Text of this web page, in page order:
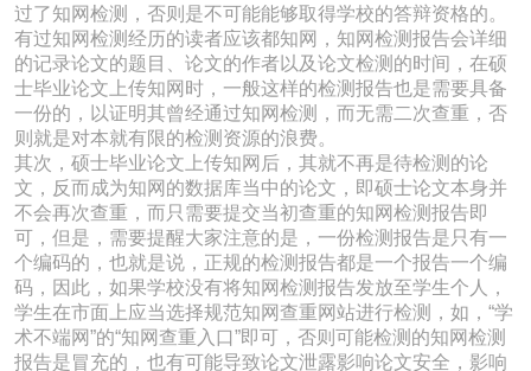
过了知网检测，否则是不可能能够取得学校的答辩资格的。
有过知网检测经历的读者应该都知网，知网检测报告会详细
的记录论文的题目、论文的作者以及论文检测的时间，在硕
士毕业论文上传知网时，一般这样的检测报告也是需要具备
一份的，以证明其曾经通过知网检测，而无需二次查重，否
则就是对本就有限的检测资源的浪费。
其次，硕士毕业论文上传知网后，其就不再是待检测的论
文，反而成为知网的数据库当中的论文，即硕士论文本身并
不会再次查重，而只需要提交当初查重的知网检测报告即
可，但是，需要提醒大家注意的是，一份检测报告是只有一
个编码的，也就是说，正规的检测报告都是一个报告一个编
码，因此，如果学校没有将知网检测报告发放至学生个人，
学生在市面上应当选择规范知网查重网站进行检测，如，“学
术不端网”的“知网查重入口”即可，否则可能检测的知网检测
报告是冒充的，也有可能导致论文泄露影响论文安全，影响